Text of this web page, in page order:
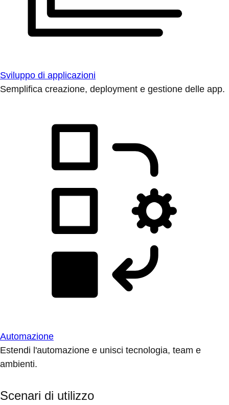
Sviluppo di applicazioni
Semplifica creazione, deployment e gestione delle app.
Automazione
Estendi l'automazione e unisci tecnologia, team e
ambienti.
Scenari di utilizzo